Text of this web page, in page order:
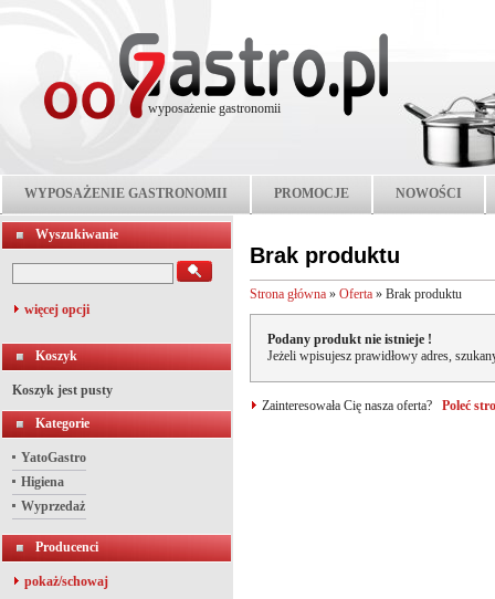
wyposażenie gastronomii
WYPOSAŻENIE GASTRONOMII PROMOCJE NOWOŚCI
Wyszukiwanie
więcej opcji
Koszyk
Koszyk jest pusty
Kategorie
YatoGastro
Higiena
Wyprzedaż
Producenci
pokaż/schowaj
Brak produktu
Strona główna » Oferta » Brak produktu
Podany produkt nie istnieje !
Jeżeli wpisujesz prawidłowy adres,
Zainteresowała Cię nasza oferta? Poleć